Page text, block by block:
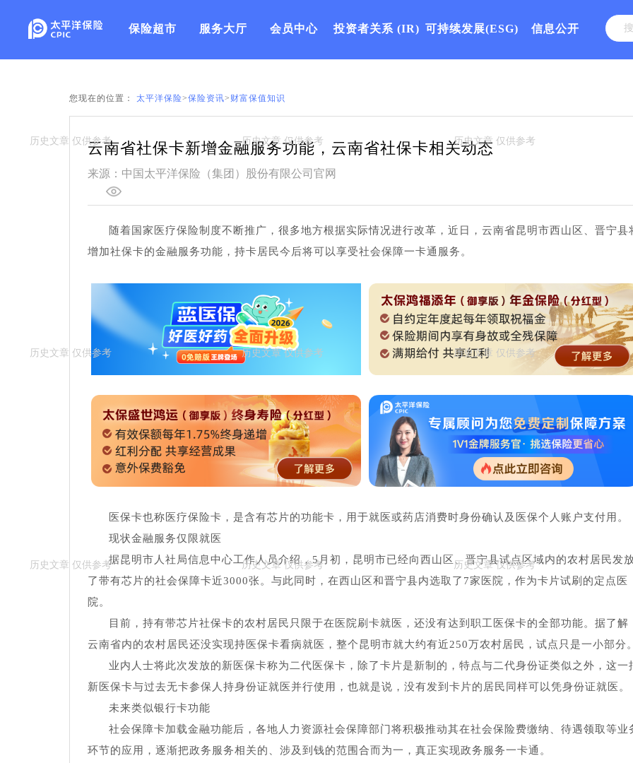
保险超市 服务大厅 会员中心 投资者关系 (IR) 可持续发展(ESG) 信息公开
您现在的位置： 太平洋保险>保险资讯> 财富保值知识
云南省社保卡新增金融服务功能，云南省社保卡相关动态
来源：中国太平洋保险（集团）股份有限公司官网
随着国家医疗保险制度不断推广，很多地方根据实际情况进行改革，近日，云南省昆明市西山区、晋宁县
增加社保卡的金融服务功能，持卡居民今后将可以享受社会保障一卡通服务。
医保卡也称医疗保险卡，是含有芯片的功能卡，用于就医或药店消费时身份确认及医保个人账户支付用。
现状金融服务仅限就医
据昆明市人社局信息中心工作人员介绍，5月初，昆明市已经向西山区、晋宁县试点区域内的农村居民发
了带有芯片的社会保障卡近3000张。与此同时，在西山区和晋宁县内选取了7家医院，作为卡片试刷的定点医
院。
目前，持有带芯片社保卡的农村居民只限于在医院刷卡就医，还没有达到职工医保卡的全部功能。据了解
云南省内的农村居民还没实现持医保卡看病就医，整个昆明市就大约有近250万农村居民，试点只是一小部分
业内人士将此次发放的新医保卡称为二代医保卡，除了卡片是新制的，特点与二代身份证类似之外，这一
新医保卡与过去无卡参保人持身份证就医并行使用，也就是说，没有发到卡片的居民同样可以凭身份证就医。
未来类似银行卡功能
社会保障卡加载金融功能后，各地人力资源社会保障部门将积极推动其在社会保险费缴纳、待遇领取等业
环节的应用，逐渐把政务服务相关的、涉及到钱的范围合而为一，真正实现政务服务一卡通。